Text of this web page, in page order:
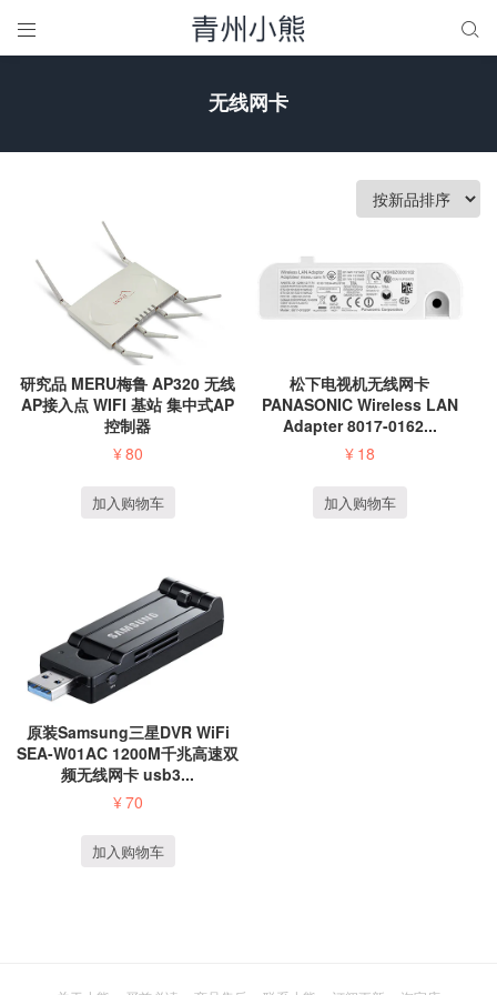
 
无线网卡
研究品 MERU梅鲁 AP320 无线
AP接入点 WIFI 基站 集中式AP
控制器
¥80
加入购物车
松下电视机无线网卡
PANASONIC Wireless LAN
Adapter 8017-0162...
¥ 18
加入购物车
原装Samsung三星DVR WiFi
SEA-W01AC 1200M千兆高速双
频无线网卡 usb3...
¥70
加入购物车